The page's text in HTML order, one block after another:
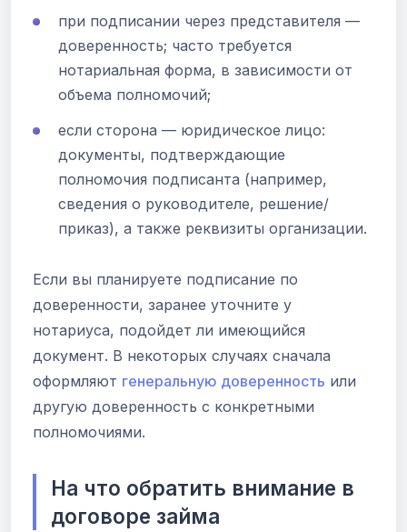
при подписании через представителя —
доверенность; часто требуется
нотариальная форма, в зависимости от
объема полномочий;
если сторона — юридическое лицо:
документы, подтверждающие
полномочия подписанта (например,
сведения о руководителе, решение/
приказ), а также реквизиты организации.
Если вы планируете подписание по
доверенности, заранее уточните у
нотариуса, подойдет ли имеющийся
документ. В некоторых случаях сначала
оформляют генеральную доверенность или
другую доверенность с конкретными
полномочиями.
На что обратить внимание в
договоре займа